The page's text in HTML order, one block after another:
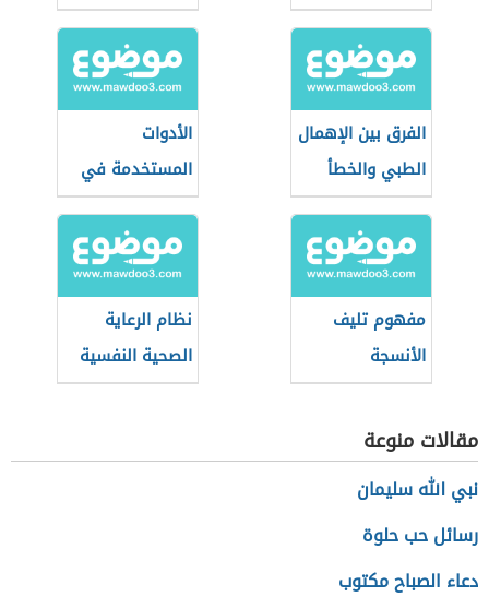
الفرق بين الإهمال
الطبي والخطأ
الطبي
الأدوات
المستخدمة في
طب النساء
والتوليد
مفهوم تليف
الأنسجة
نظام الرعاية
الصحية النفسية
(نظام سعودي)
مقالات منوعة
نبي الله سليمان
رسائل حب حلوة
دعاء الصباح مكتوب